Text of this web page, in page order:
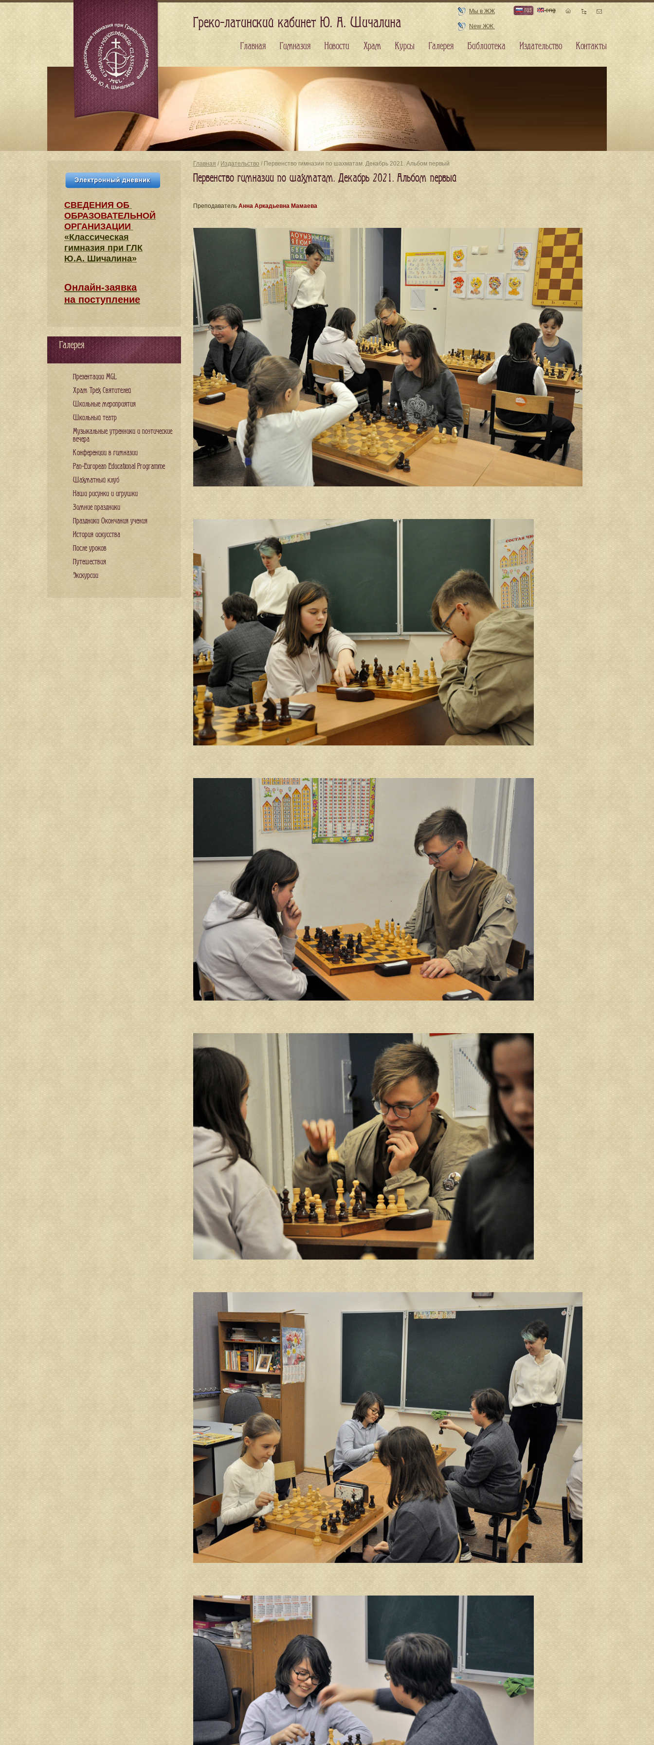
Главная / Издательство / Первенство гимназии по шахматам. Декабрь 2021. Альбом первый
Первенство гимназии по шахматам. Декабрь 2021. Альбом первый
Преподаватель Анна Аркадьевна Мамаева
СВЕДЕНИЯ​ ОБ
ОБРАЗОВАТЕЛЬНОЙ
ОРГАНИЗАЦИИ
«Классическая
гимназия при ГЛК
Ю.А. Шичалина»
Онлайн-заявка
на поступление
Галерея
Презентации MGL
Храм Трех Святителей
Школьные мероприятия
Школьный театр
Музыкальные утренники и поэтические
вечера
Конференции в гимназии
Pan-European Educational Programme
Шахматный клуб
Наши рисунки и игрушки
Зимние праздники
Праздники Окончания учения
История искусства
После уроков
Путешествия
Экскурсии
Греко-латинский кабинет Ю. А. Шичалина
Мы в ЖЖ
New ЖЖ
rus eng
Главная Гимназия Новости Храм Курсы Галерея Библиотека Издательство Контакты